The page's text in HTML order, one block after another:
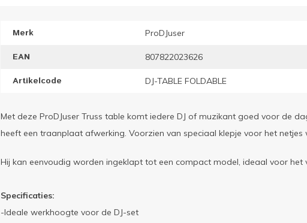
Merk ProDJuser
EAN 807822023626
Artikelcode DJ-TABLE FOLDABLE
Met deze ProDJuser Truss table komt iedere DJ of muzikant goed voor de
heeft een traanplaat afwerking. Voorzien van speciaal klepje voor het netjes
Hij kan eenvoudig worden ingeklapt tot een compact model, ideaal voor het
Specificaties:
-Ideale werkhoogte voor de DJ-set